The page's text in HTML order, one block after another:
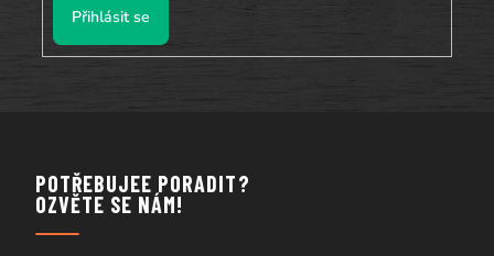
Přihlásit se
POTŘEBUJEE PORADIT?
OZVĚTE SE NÁM!